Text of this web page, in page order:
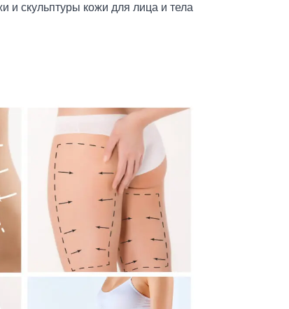
и скульптуры кожи для лица и тела